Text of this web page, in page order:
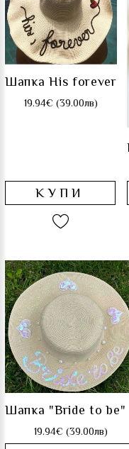
Шапка His forever
19.94€ (39.00лв)
КУПИ
Шапка "Bride to be"
19.94€ (39.00лв)